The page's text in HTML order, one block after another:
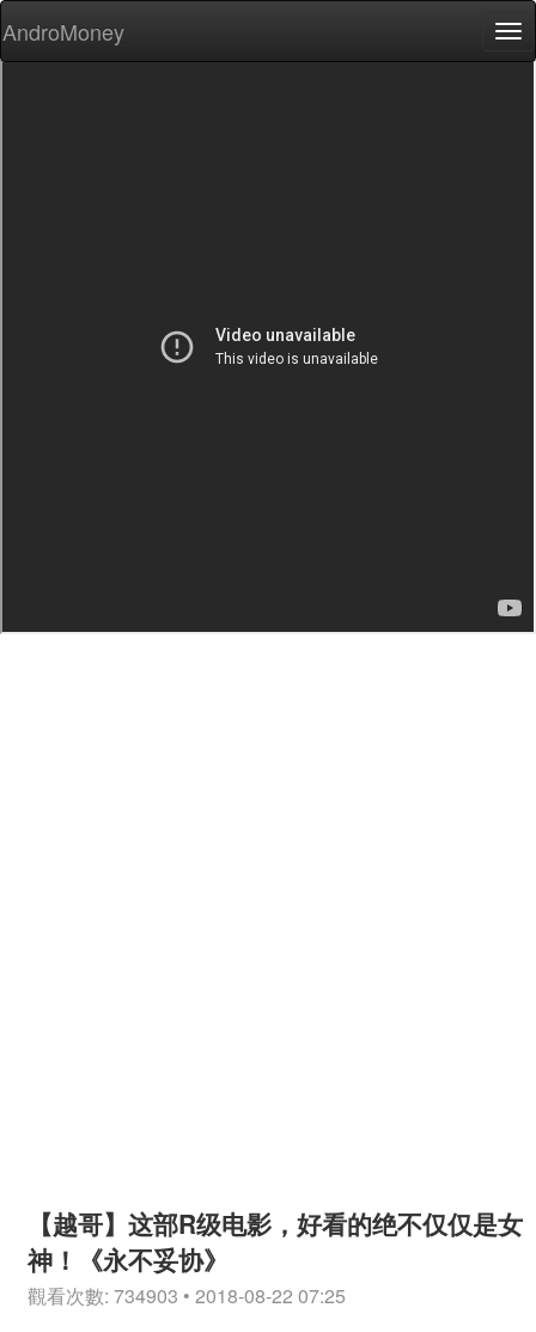
AndroMoney
【越哥】这部R级电影，好看的绝不仅仅是女
神！《永不妥协》
觀看次數: 734903 • 2018-08-22 07:25